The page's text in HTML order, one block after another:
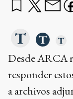
Desde ARCA
responder
a archivos